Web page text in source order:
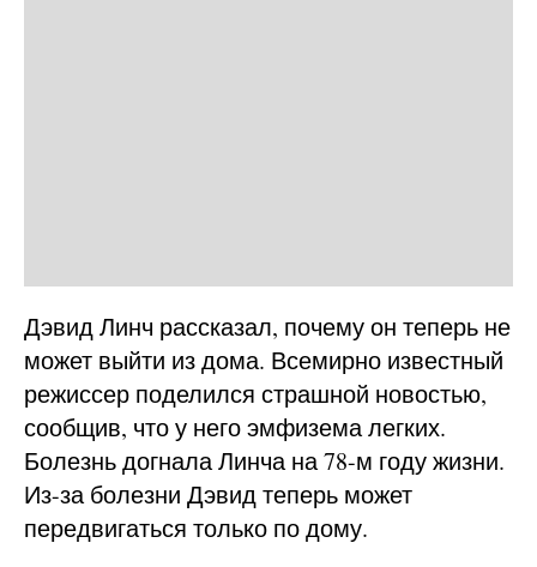
Дэвид Линч рассказал, почему он теперь не
может выйти из дома. Всемирно известный
режиссер поделился страшной новостью,
сообщив, что у него эмфизема легких.
Болезнь догнала Линча на 78-м году жизни.
Из-за болезни Дэвид теперь может
передвигаться только по дому.